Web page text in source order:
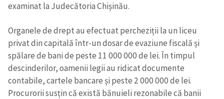
examinat la Judecătoria Chișinău.
Organele de drept au efectuat percheziții la un liceu
privat din capitală într-un dosar de evaziune fiscală și
spălare de bani de peste 11 000 000 de lei. În timpul
descinderilor, oamenii legii au ridicat documente
contabile, cartele bancare și peste 2 000 000 de lei.
Procurorii susțin că există bănuieli rezonabile că banii